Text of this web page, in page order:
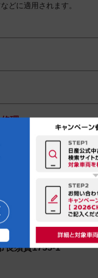
どに適用されます。
理
長須賀1755-1